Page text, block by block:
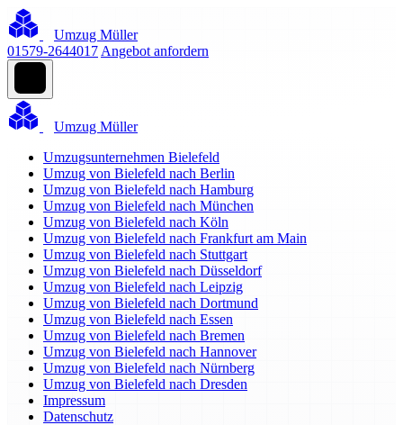
Umzug Müller
01579-2644017 Angebot anfordern
Umzug Müller
Umzugsunternehmen Bielefeld
Umzug von Bielefeld nach Berlin
Umzug von Bielefeld nach Hamburg
Umzug von Bielefeld nach München
Umzug von Bielefeld nach Köln
Umzug von Bielefeld nach Frankfurt am Main
Umzug von Bielefeld nach Stuttgart
Umzug von Bielefeld nach Düsseldorf
Umzug von Bielefeld nach Leipzig
Umzug von Bielefeld nach Dortmund
Umzug von Bielefeld nach Essen
Umzug von Bielefeld nach Bremen
Umzug von Bielefeld nach Hannover
Umzug von Bielefeld nach Nürnberg
Umzug von Bielefeld nach Dresden
Impressum
Datenschutz